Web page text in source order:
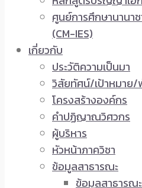
ศูนย์การศึกษานานา
(CM-IES)
เกี่ยวกับ
ประวัติความเป็นมา
วิสัยทัศน์/เป้าหมาย
โครงสร้างองค์กร
คำปฏิญาณวิศวกร
ผู้บริหาร
หัวหน้าภาควิชา
ข้อมูลสาธารณะ
ข้อมูลสาธารณ